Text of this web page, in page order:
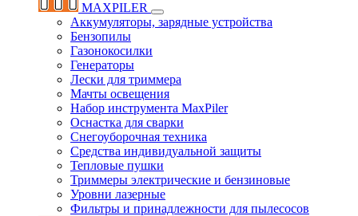
MAXPILER
Аккумуляторы, зарядные устройства
Бензопилы
Газонокосилки
Генераторы
Лески для триммера
Мачты освещения
Набор инструмента MaxPiler
Оснастка для сварки
Снегоуборочная техника
Средства индивидуальной защиты
Тепловые пушки
Триммеры электрические и бензиновые
Уровни лазерные
Фильтры и принадлежности для пылесосов